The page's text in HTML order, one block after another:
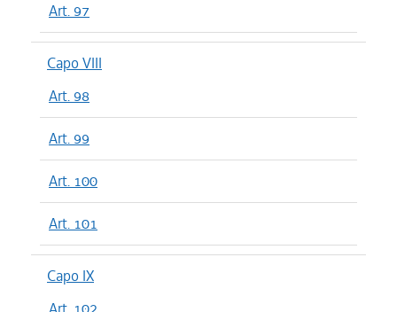
Art. 97
Capo VIII
Art. 98
Art. 99
Art. 100
Art. 101
Capo IX